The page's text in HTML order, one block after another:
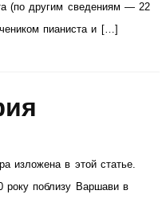
(по другим сведениям — 22
пианиста и […]
изложена в этой статье.
року поблизу Варшави в